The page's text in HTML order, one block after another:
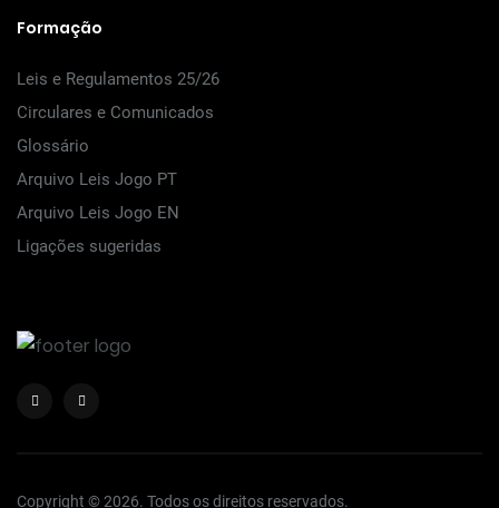
Formação
Leis e Regulamentos 25/26
Circulares e Comunicados
Glossário
Arquivo Leis Jogo PT
Arquivo Leis Jogo EN
Ligações sugeridas
Copyright © 2026. Todos os direitos reservados.